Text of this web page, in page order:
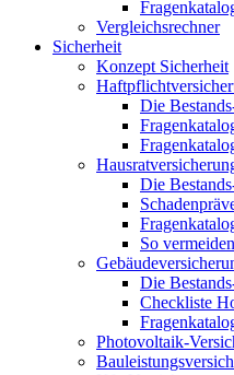
Vergleichsrechner
Sicherheit
Konzept Sicherheit
Die
Die
So
Die
Checkliste
Photovoltaik-